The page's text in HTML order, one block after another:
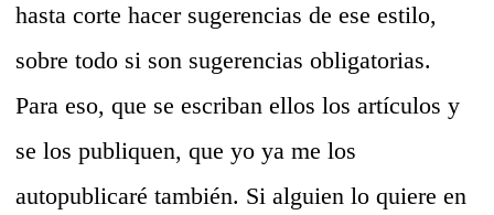
hasta corte hacer sugerencias de ese estilo,
sobre todo si son sugerencias obligatorias.
Para eso, que se escriban ellos los artículos y
se los publiquen, que yo ya me los
autopublicaré también. Si alguien lo quiere en